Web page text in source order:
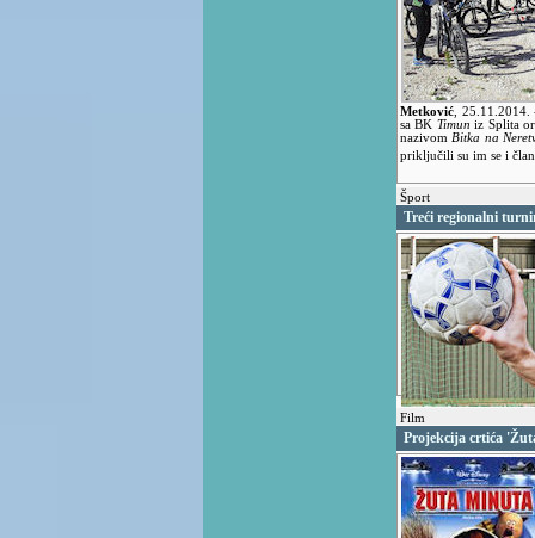
Metković 25.11.2014.
sa BK Timun iz Splita
nazivom Bitka na
priključili su im se i
Šport
Treći regionalni
Film
Projekcija crtića